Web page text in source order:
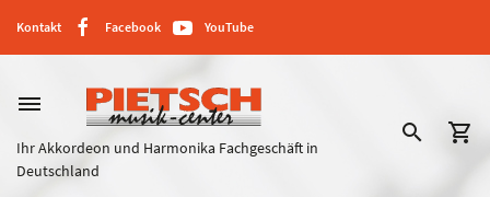
Kontakt Facebook YouTube
dehaze
Ihr Akkordeon und Harmonika Fachgeschäft in
Deutschland
search shopping_cart